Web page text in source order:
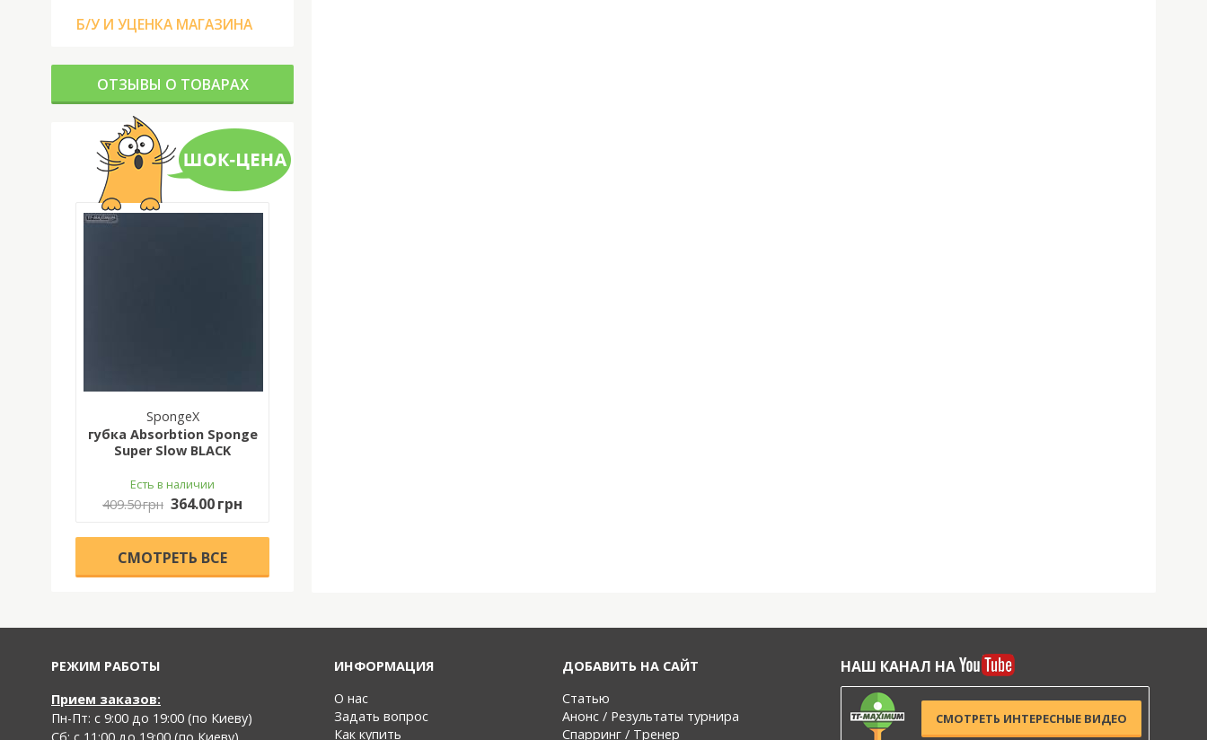
Б/У И УЦЕНКА МАГАЗИНА
ОТЗЫВЫ О ТОВАРАХ
SpongeX
губка Absorbtion Sponge
Super Slow BLACK
Есть в наличии
409.50 грн 364.00 грн
CМОТРЕТЬ ВСЕ
РЕЖИМ РАБОТЫ
Прием заказов:
Пн-Пт: с 9:00 до 19:00 (по Киеву)
ИНФОРМАЦИЯ
О нас
Задать вопрос
Как купить
ДОБАВИТЬ НА САЙТ
Статью
Анонс / Результаты турнира
Спарринг / Тренер
НАШ КАНАЛ НА
СМОТРЕТЬ ИНТЕРЕСНЫЕ ВИДЕО